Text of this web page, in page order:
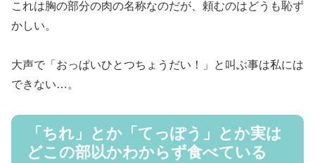
これは胸の部分の肉の名称なのだが、頼むのはどうも恥ず
かしい。
大声で「おっぱいひとつちょうだい！」と叫ぶ事は私には
できない…。
「ちれ」とか「てっぽう」とか実は
どこの部以かわからず食べている